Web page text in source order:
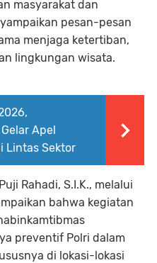
masyarakat dan
pesan-pesan
menjaga ketertiban,
lingkungan wisata.
Apel
Lintas Sektor
Rahadi, S.I.K., melalui
bahwa kegiatan
preventif Polri dalam
di lokasi-lokasi